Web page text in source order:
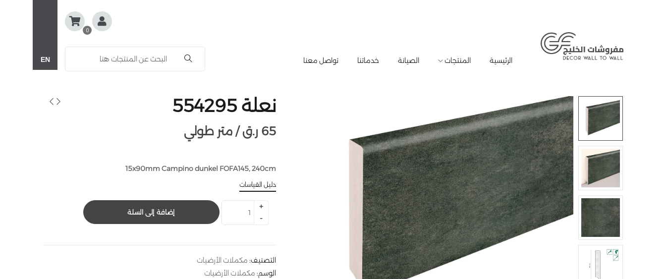
الرئيسية المنتجات الصيانة خدماتنا تواصل معنا
0
EN
نعلة 554295
متر طولي / 65 ر.ق
15x90mm Campino dunkel FOFA145, 240cm
دليل القياسات
إضافة إلى السلة
التصنيف: مكملات الأرضيات
الوسم: مكملات الأرضيات